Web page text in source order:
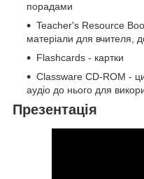
порадами
Teacher's Resource
матеріали для вчителя,
Flashcards - картки
Classware CD-ROM -
аудіо до нього для
Презентація